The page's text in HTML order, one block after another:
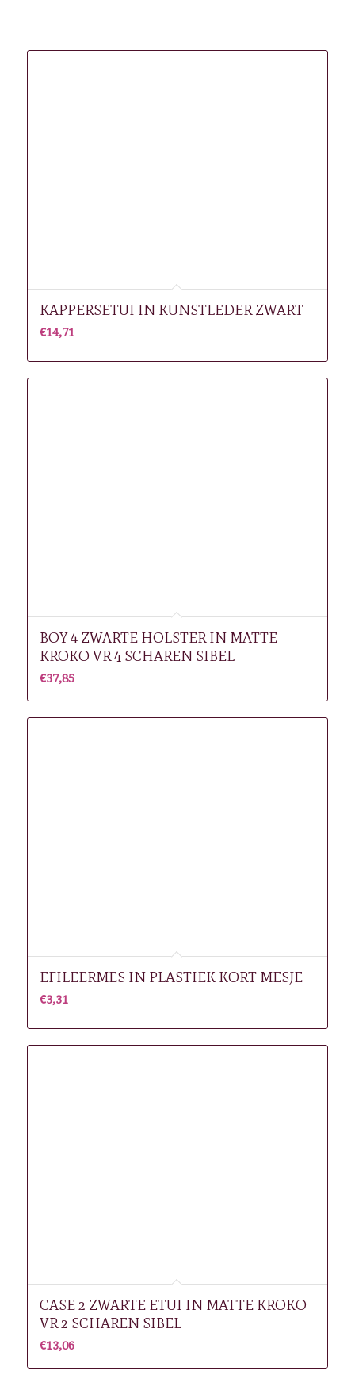
KAPPERSETUI IN KUNSTLEDER ZWART
€14,71
BOY 4 ZWARTE HOLSTER IN MATTE
KROKO VR 4 SCHAREN SIBEL
€37,85
EFILEERMES IN PLASTIEK KORT MESJE
€3,31
CASE 2 ZWARTE ETUI IN MATTE KROKO
VR 2 SCHAREN SIBEL
€13,06